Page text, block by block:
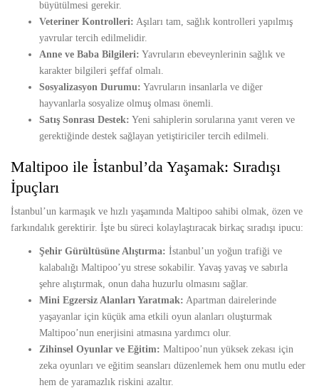
büyütülmesi gerekir.
Veteriner Kontrolleri: Aşıları tam, sağlık kontrolleri yapılmış
yavrular tercih edilmelidir.
Anne ve Baba Bilgileri: Yavruların ebeveynlerinin sağlık ve
karakter bilgileri şeffaf olmalı.
Sosyalizasyon Durumu: Yavruların insanlarla ve diğer
hayvanlarla sosyalize olmuş olması önemli.
Satış Sonrası Destek: Yeni sahiplerin sorularına yanıt veren ve
gerektiğinde destek sağlayan yetiştiriciler tercih edilmeli.
Maltipoo ile İstanbul’da Yaşamak: Sıradışı
İpuçları
İstanbul’un karmaşık ve hızlı yaşamında Maltipoo sahibi olmak, özen ve
farkındalık gerektirir. İşte bu süreci kolaylaştıracak birkaç sıradışı ipucu:
Şehir Gürültüsüne Alıştırma: İstanbul’un yoğun trafiği ve
kalabalığı Maltipoo’yu strese sokabilir. Yavaş yavaş ve sabırla
şehre alıştırmak, onun daha huzurlu olmasını sağlar.
Mini Egzersiz Alanları Yaratmak: Apartman dairelerinde
yaşayanlar için küçük ama etkili oyun alanları oluşturmak
Maltipoo’nun enerjisini atmasına yardımcı olur.
Zihinsel Oyunlar ve Eğitim: Maltipoo’nun yüksek zekası için
zeka oyunları ve eğitim seansları düzenlemek hem onu mutlu eder
hem de yaramazlık riskini azaltır.